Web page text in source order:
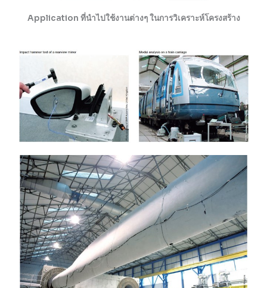
Application ที่นำไปใช้งานต่างๆ ในการวิเคราะห์โครงสร้าง